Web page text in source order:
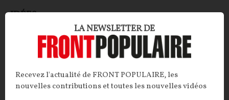
IDÉES
LA NEWSLETTER DE
Recevez l'actualité de FRONT POPULAIRE, les
nouvelles contributions et toutes les nouvelles vidéos